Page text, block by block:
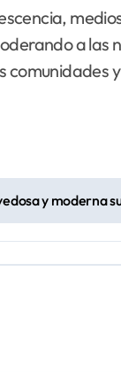
a las
comunidades
y moderna